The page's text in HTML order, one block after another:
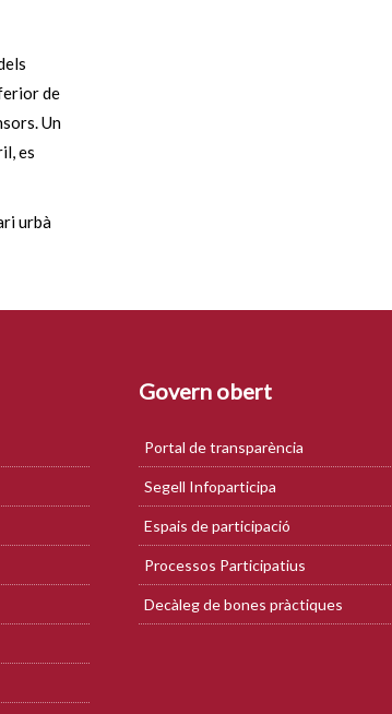
de
Un
es
urbà
Govern obert
Portal de transparència
Segell Infoparticipa
Espais de participació
Processos Participatius
Decàleg de bones pràctiques